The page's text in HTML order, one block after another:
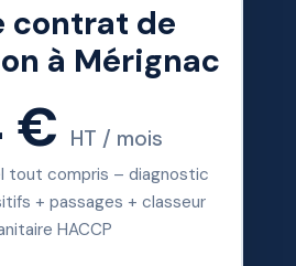
contrat de
à Mérignac
€ HT / mois
tout compris – diagnostic
+ passages + classeur
HACCP